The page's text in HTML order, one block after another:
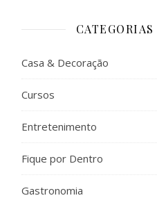
CATEGORIAS
Casa & Decoração
Cursos
Entretenimento
Fique por Dentro
Gastronomia